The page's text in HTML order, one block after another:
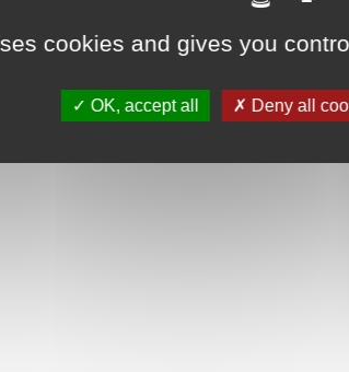
cookies and gives you
OK, accept all Deny all